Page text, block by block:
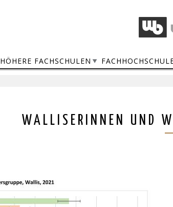
HÖHERE FACHSCHULEN
WALLISERINNEN UND